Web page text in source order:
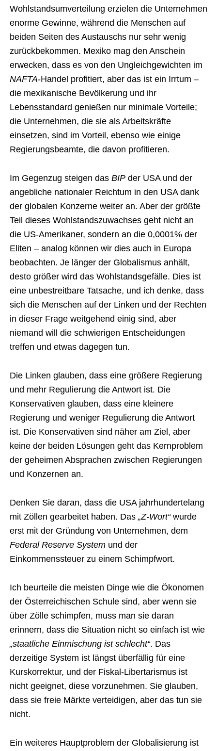
Wohlstandsumverteilung erzielen die Unternehmen
enorme Gewinne, während die Menschen auf
beiden Seiten des Austauschs nur sehr wenig
zurückbekommen. Mexiko mag den Anschein
erwecken, dass es von den Ungleichgewichten im
NAFTA-Handel profitiert, aber das ist ein Irrtum –
die mexikanische Bevölkerung und ihr
Lebensstandard genießen nur minimale Vorteile;
die Unternehmen, die sie als Arbeitskräfte
einsetzen, sind im Vorteil, ebenso wie einige
Regierungsbeamte, die davon profitieren.
Im Gegenzug steigen das BIP der USA und der
angebliche nationaler Reichtum in den USA dank
der globalen Konzerne weiter an. Aber der größte
Teil dieses Wohlstandszuwachses geht nicht an
die US-Amerikaner, sondern an die 0,0001% der
Eliten – analog können wir dies auch in Europa
beobachten. Je länger der Globalismus anhält,
desto größer wird das Wohlstandsgefälle. Dies ist
eine unbestreitbare Tatsache, und ich denke, dass
sich die Menschen auf der Linken und der Rechten
in dieser Frage weitgehend einig sind, aber
niemand will die schwierigen Entscheidungen
treffen und etwas dagegen tun.
Die Linken glauben, dass eine größere Regierung
und mehr Regulierung die Antwort ist. Die
Konservativen glauben, dass eine kleinere
Regierung und weniger Regulierung die Antwort
ist. Die Konservativen sind näher am Ziel, aber
keine der beiden Lösungen geht das Kernproblem
der geheimen Absprachen zwischen Regierungen
und Konzernen an.
Denken Sie daran, dass die USA jahrhundertelang
mit Zöllen gearbeitet haben. Das „Z-Wort“wurde
erst mit der Gründung von Unternehmen, dem
Federal Reserve System und der
Einkommenssteuer zu einem Schimpfwort.
Ich beurteile die meisten Dinge wie die Ökonomen
der Österreichischen Schule sind, aber wenn sie
über Zölle schimpfen, muss man sie daran
erinnern, dass die Situation nicht so einfach ist wie
„staatliche Einmischung ist schlecht“. Das
derzeitige System ist längst überfällig für eine
Kurskorrektur, und der Fiskal-Libertarismus ist
nicht geeignet, diese vorzunehmen. Sie glauben,
dass sie freie Märkte verteidigen, aber das tun sie
nicht.
Ein weiteres Hauptproblem der Globalisierung ist